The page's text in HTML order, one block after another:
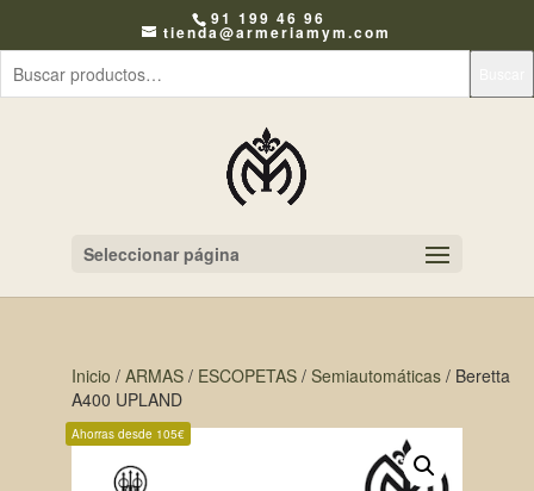
91 199 46 96
tienda@armeriamym.com
Seleccionar página
Inicio / ARMAS/ ESCOPETAS/ Semiautomáticas/ Beretta
A400 UPLAND
Ahorras desde 105€